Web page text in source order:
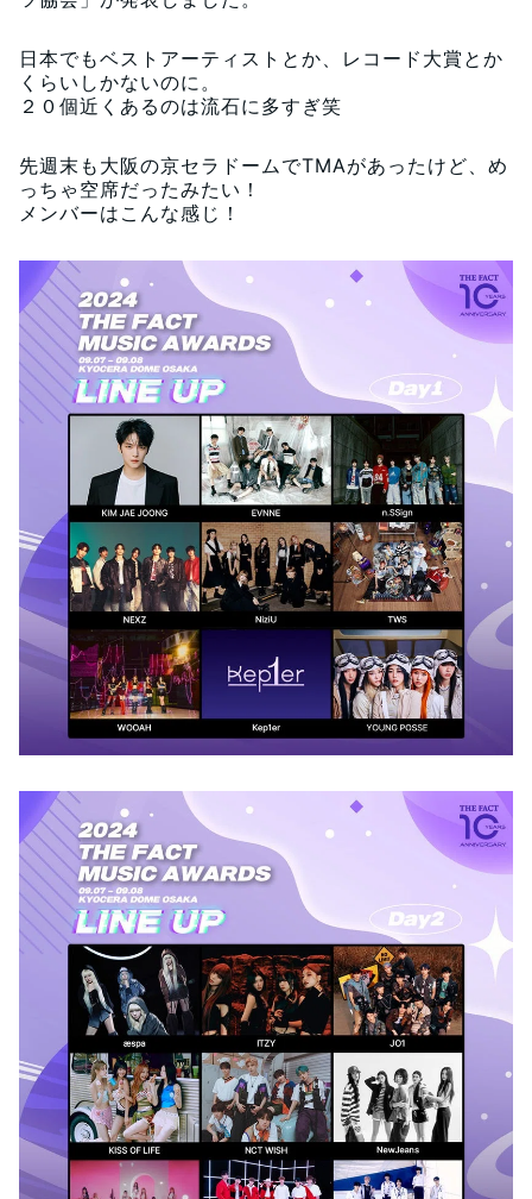
日本でもベストアーティストとか、レコード大賞とか
くらいしかないのに。
２０個近くあるのは流石に多すぎ笑
先週末も大阪の京セラドームでTMAがあったけど、め
っちゃ空席だったみたい！
メンバーはこんな感じ！